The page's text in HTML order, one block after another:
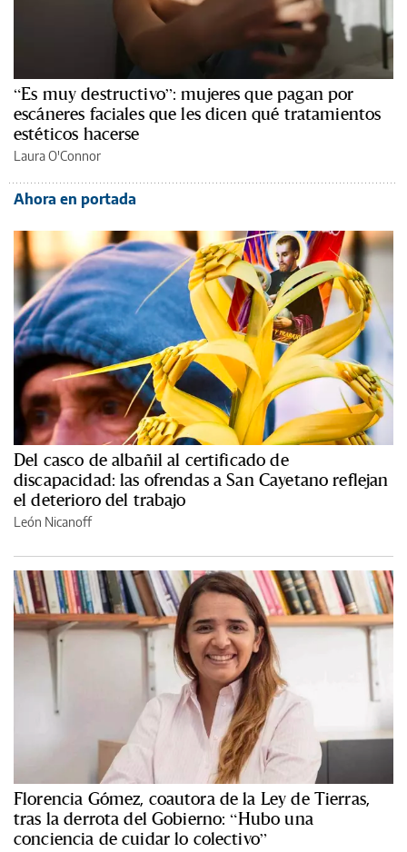
“Es muy destructivo”: mujeres que pagan por
escáneres faciales que les dicen qué tratamientos
estéticos hacerse
Laura O'Connor
Ahora en portada
Del casco de albañil al certificado de
discapacidad: las ofrendas a San Cayetano reflejan
el deterioro del trabajo
León Nicanoff
Florencia Gómez, coautora de la Ley de Tierras,
tras la derrota del Gobierno: “Hubo una
conciencia de cuidar lo colectivo”